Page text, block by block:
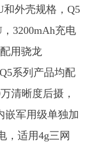
和外壳规格，Q5
3200mAh充电
用骁龙
系列产品均配
清晰度后摄，
嵌军用级单独加
，适用4g三网